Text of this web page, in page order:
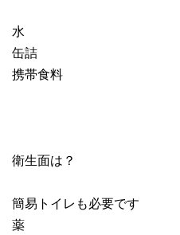
水
缶詰
携帯食料
衛生面は？
簡易トイレも必要です
薬